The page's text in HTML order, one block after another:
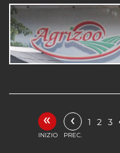
«
INIZIO
‹
PREC.
1 2 3